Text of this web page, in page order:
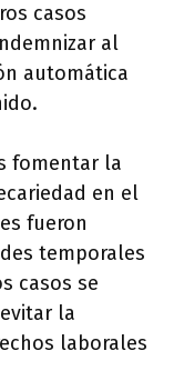
casos
al
automática
fomentar la
en el
fueron
temporales
casos se
la
laborales